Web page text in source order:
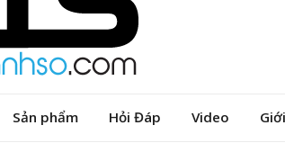
Sản phẩm Hỏi Đáp Video